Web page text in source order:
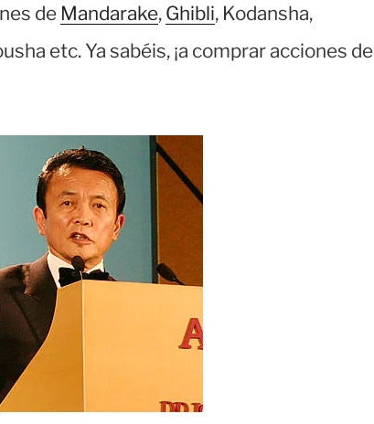
de Mandarake, Ghibli, Kodansha,
etc. Ya sabéis, ¡a comprar acciones de